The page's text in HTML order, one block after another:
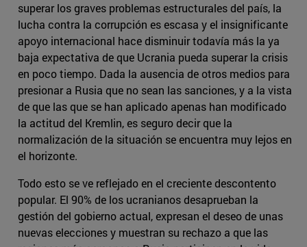
superar los graves problemas estructurales del país, la
lucha contra la corrupción es escasa y el insignificante
apoyo internacional hace disminuir todavía más la ya
baja expectativa de que Ucrania pueda superar la crisis
en poco tiempo. Dada la ausencia de otros medios para
presionar a Rusia que no sean las sanciones, y a la vista
de que las que se han aplicado apenas han modificado
la actitud del Kremlin, es seguro decir que la
normalización de la situación se encuentra muy lejos en
el horizonte.
Todo esto se ve reflejado en el creciente descontento
popular. El 90% de los ucranianos desaprueban la
gestión del gobierno actual, expresan el deseo de unas
nuevas elecciones y muestran su rechazo a que las